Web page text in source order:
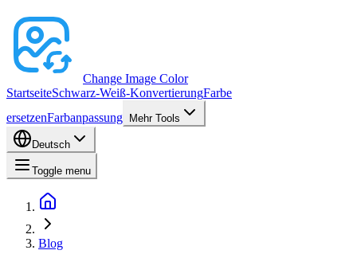
Change Image Color
StartseiteSchwarz-Weiß-KonvertierungFarbe
ersetzenFarbanpassung Mehr Tools
Deutsch
Toggle menu
Blog